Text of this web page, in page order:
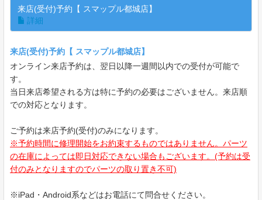
来店(受付)予約【 スマップル都城店】
詳細
来店(受付)予約【 スマップル都城店】
オンライン来店予約は、翌日以降一週間以内での受付が可能で
す。
当日来店希望される方は特に予約の必要はございません。来店順
での対応となります。
ご予約は来店予約(受付)のみになります。
※予約時間に修理開始をお約束するものではありません。パーツ
の在庫によっては即日対応できない場合もございます。(予約は受
付のみとなりますのでパーツの取り置き不可)
※iPad・Android系などはお電話にて問合せください。